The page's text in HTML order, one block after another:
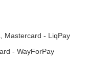
Mastercard - LiqPay
- WayForPay